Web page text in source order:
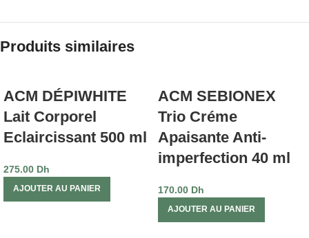
Produits similaires
ACM DÉPIWHITE
Lait Corporel
Eclaircissant 500 ml
275.00 Dh
AJOUTER AU PANIER
ACM SEBIONEX
Trio Créme
Apaisante Anti-
imperfection 40 ml
170.00 Dh
AJOUTER AU PANIER